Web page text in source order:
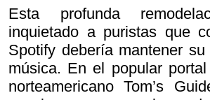
Esta profunda
inquietado a puristas que
Spotify debería mantener
música. En el popular
norteamericano Tom’s